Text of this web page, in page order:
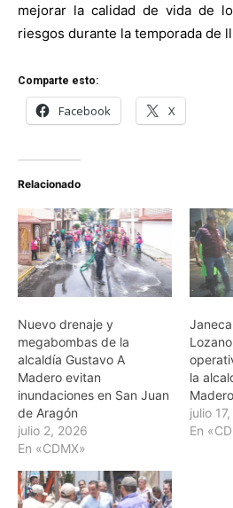
mejorar la calidad de vida de
riesgos durante la temporada de
Comparte esto:
Facebook X
Relacionado
Nuevo drenaje y
megabombas de la
alcaldía Gustavo A
Madero evitan
inundaciones en San Juan
de Aragón
julio 2, 2026
En «CDMX»
la
Madero
julio
En